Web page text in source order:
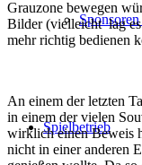
Spielbetrieb
Grauzone bewegen
Bilder (vielleicht lag es
mehr richtig bedienen
An einem der letzten
in einem der vielen
wirklich einen Beweis
nicht in einer anderen